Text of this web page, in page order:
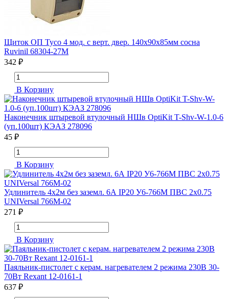
Щиток ОП Тусо 4 мод. с верт. двер. 140х90х85мм сосна
Ruvinil 68304-27М
342 ₽
В Корзину
Наконечник штыревой втулочный НШв OptiKit T-Shv-W-1.0-6
(уп.100шт) КЭАЗ 278096
45 ₽
В Корзину
Удлинитель 4х2м без заземл. 6А IP20 У6-766М ПВС 2х0.75
UNIVersal 766М-02
271 ₽
В Корзину
Паяльник-пистолет с керам. нагревателем 2 режима 230В 30-
70Вт Rexant 12-0161-1
637 ₽